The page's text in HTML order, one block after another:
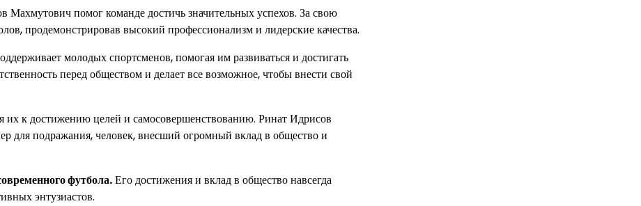
помог команде достичь значительных успехов. За свою
продемонстрировав высокий профессионализм и лидерские качества.
молодых спортсменов, помогая им развиваться и достигать
перед обществом и делает все возможное, чтобы внести свой
к достижению целей и самосовершенствованию. Ринат Идрисов
для подражания, человек, внесший огромный вклад в общество и
футбола.Его достижения и вклад в общество навсегда
энтузиастов.